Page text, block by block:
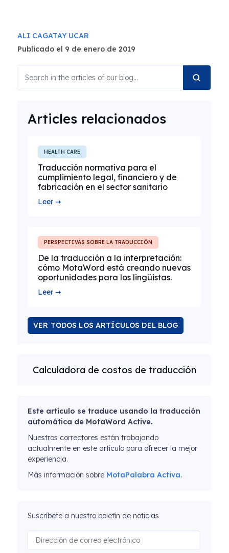
ALI CAGATAY UCAR
Publicado el 9 de enero de 2019
Articles relacionados
HEALTH CARE
Traducción normativa para el
cumplimiento legal, financiero y de
fabricación en el sector sanitario
Leer ➞
PERSPECTIVAS SOBRE LA TRADUCCIÓN
De la traducción a la interpretación:
cómo MotaWord está creando nuevas
oportunidades para los lingüistas.
Leer ➞
VER TODOS LOS ARTÍCULOS DEL BLOG
Calculadora de costos de traducción
Este artículo se traduce usando la traducción
automática de MotaWord Active.
Nuestros correctores están trabajando
actualmente en este artículo para ofrecer la mejor
experiencia.
Más información sobre MotaPalabra Activa.
Suscríbete a nuestro boletín de noticias